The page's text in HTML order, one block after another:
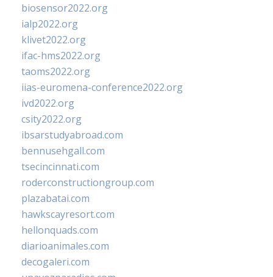
biosensor2022.org
ialp2022.org
klivet2022.org
ifac-hms2022.org
taoms2022.org
iias-euromena-conference2022.org
ivd2022.org
csity2022.org
ibsarstudyabroad.com
bennusehgall.com
tsecincinnati.com
roderconstructiongroup.com
plazabatai.com
hawkscayresort.com
hellonquads.com
diarioanimales.com
decogaleri.com